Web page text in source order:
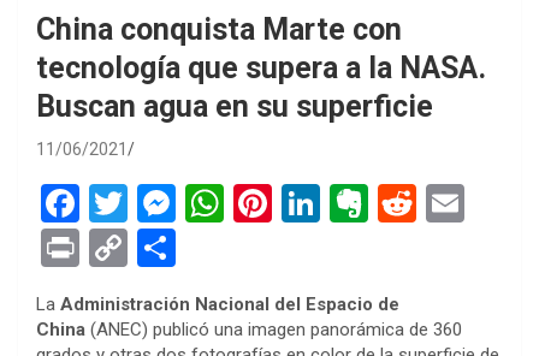
China conquista Marte con
tecnología que supera a la NASA.
Buscan agua en su superficie
11/06/2021
F
a
ce
b
T
wi
tt
er
M
n
W
s
Pi
es
Li
dI
E
ot
R
di
Pr
in
t
C
o
py
h
ar
La Administración Nacional del Espacio de
China (ANEC) publicó una imagen panorámica de 360